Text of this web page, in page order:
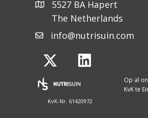
5527 BA Hapert
The Netherlands
info@nutrisuin.com
KvK-Nr. 61420972
Op al
KvK te